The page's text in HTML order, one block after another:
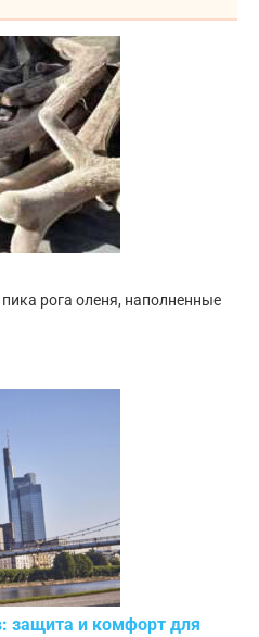
рога оленя, наполненные
защита и комфорт для